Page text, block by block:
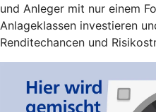
und Anleger mit nur einem
Anlageklassen investieren
Renditechancen und